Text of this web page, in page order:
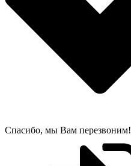
Спасибо, мы Вам перезвоним!